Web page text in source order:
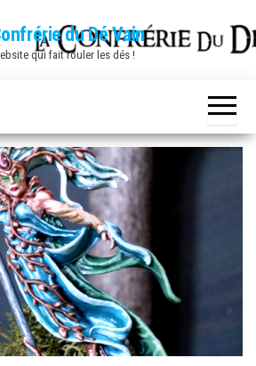
du Dé Vain
qui fait rouler les dés !